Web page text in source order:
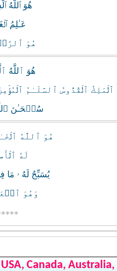
هُوَ ٱللَّهُ
عَـٰلِمُ
هُوَ
هُوَ ٱللَّهُ
ٱلۡمَلِكُ ٱلۡقُدُّوسُ ٱلسَّلَـٰمُ
سُبۡحَـٰنَ
هُوَ ٱللَّهُ
لَهُ
يُسَبِّحُ لَهُ ۥ مَا
وَهُوَ
Canada, Australia,